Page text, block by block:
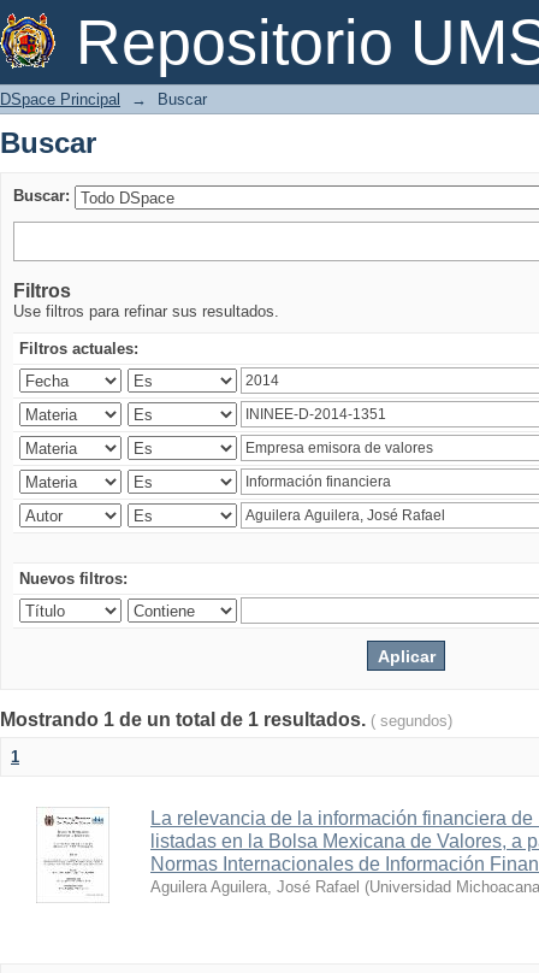
Repositorio
Buscar
DSpace Principal → Buscar
Buscar
Buscar:
Filtros
Use filtros para refinar sus resultados.
Filtros actuales:
Nuevos filtros:
Mostrando 1 de un total de 1 resultados. ( segundos)
1
La relevancia de la información financiera
listadas en la Bolsa Mexicana de Valores, a
Normas Internacionales de Información
Aguilera Aguilera, José Rafael (Universidad